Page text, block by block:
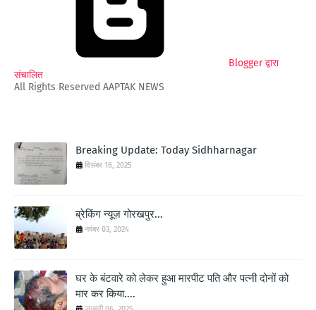
Blogger द्वारा
संचालित
All Rights Reserved AAPTAK NEWS
Breaking Update: Today Sidhharnagar
दिसंबर 16, 2025
ब्रेकिंग न्यूज़ गोरखपुर...
नवंबर 03, 2024
घर के बंटवारे को लेकर हुआ मारपीट पति और पत्नी दोनों को
मार कर किया....